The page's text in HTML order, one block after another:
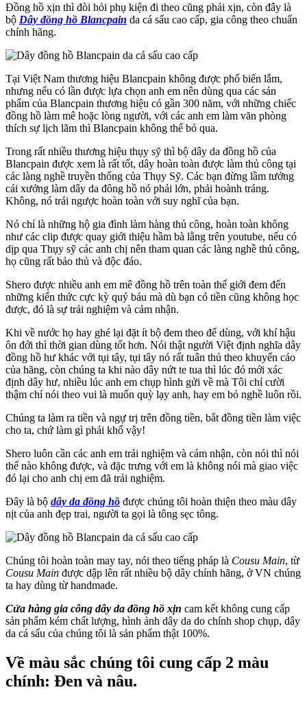
Đồng hồ xịn thì đòi hỏi phụ kiện đi theo cũng phải xịn, còn đây là
bộ Dây đồng hồ Blancpain da cá sấu cao cấp, gia công theo chuẩn
chính hãng.
Tại Việt Nam thương hiệu Blancpain không được phổ biến lắm,
nhưng nếu có lần được lựa chọn anh em nên dùng qua các sản
phẩm của Blancpain thương hiệu có gần 300 năm, với những chiếc
đồng hồ làm mê hoặc lòng người, với các anh em làm văn phòng
thích sự lịch lãm thì Blancpain không thể bỏ qua.
Trong rất nhiều thương hiệu thụy sỹ thì bộ dây da đồng hồ của
Blancpain được xem là rất tốt, dây hoàn toàn được làm thủ công tại
các làng nghề truyền thống của Thụy Sỹ. Các bạn đừng lầm tưởng
cái xưởng làm dây da đông hồ nó phải lớn, phải hoành tráng.
Không, nó trái ngược hoàn toàn với suy nghĩ của bạn.
Nó chỉ là những hộ gia đình làm hàng thủ công, hoàn toàn không
như các clip được quay giới thiệu hầm bà lằng trên youtube, nếu có
dịp qua Thụy sỹ các anh chị nên tham quan các làng nghề thủ công,
họ cũng rất bảo thủ và độc đáo.
Shero được nhiều anh em mê đồng hồ trên toàn thế giới đem đến
những kiến thức cực kỳ quý báu mà dù bạn có tiền cũng không học
được, đó là sự trải nghiệm và cảm nhận.
Khi về nước họ hay ghé lại đặt ít bộ đem theo để dùng, với khí hậu
ôn đới thì thời gian dùng tốt hơn. Nói thật người Việt định nghĩa dây
đồng hồ hư khác với tụi tây, tụi tây nó rất tuân thủ theo khuyến cáo
của hãng, còn chúng ta khi nào dây nứt te tua thì lúc đó mới xác
định dây hư, nhiều lúc anh em chụp hình gửi về mà Tôi chỉ cười
thậm chí nói theo vui là muốn quỳ lạy anh, hay em bỏ nghề luôn rồi.
Chúng ta làm ra tiền và ngự trị trên đồng tiền, bắt đồng tiền làm việc
cho ta, chứ làm gì phải khổ vậy!
Shero luôn cần các anh em trải nghiệm và cảm nhận, còn nói thì nói
thế nào không được, và đặc trưng với em là không nói mà giao việc
đó lại cho anh chị em đã trải nghiệm.
Đây là bộ dây da đồng hồ được chúng tôi hoàn thiện theo màu dây
nịt của anh đẹp trai, người ta gọi là tông sẹc tông.
Chúng tôi hoàn toàn may tay, nói theo tiếng pháp là Cousu Main, từ
Cousu Main được dập lên rất nhiều bộ dây chính hãng, ở VN chúng
ta hay dùng từ handmade.
Cửa hàng gia công dây da đồng hồ xịn cam kết không cung cấp
sản phẩm kém chất lượng, hình ảnh dây da do chính shop chụp, dây
da cá sấu của chúng tôi là sản phẩm thật 100%.
Về màu sắc chúng tôi cung cấp 2 màu
chính: Đen và nâu.